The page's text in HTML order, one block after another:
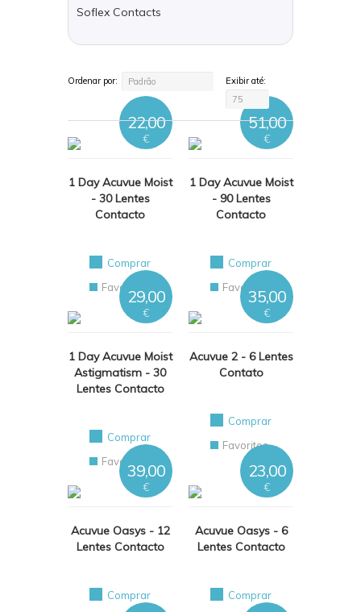
Soflex Contacts
Ordenar por: Padrão
Exibir até:
75
1 Day Acuvue Moist
- 30 Lentes
Contacto
22,00
€
Comprar
Favoritos
1 Day Acuvue Moist
- 90 Lentes
Contacto
51,00
€
Comprar
Favoritos
1 Day Acuvue Moist
Astigmatism - 30
Lentes Contacto
29,00
€
Comprar
Favoritos
Acuvue 2 - 6 Lentes
Contato
35,00
€
Comprar
Favoritos
Acuvue Oasys - 12
Lentes Contacto
39,00
€
Comprar
Acuvue Oasys - 6
Lentes Contacto
23,00
€
Comprar